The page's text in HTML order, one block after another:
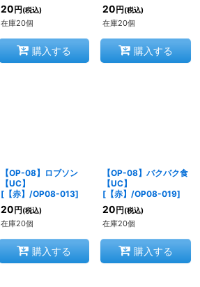
20 円 (税込)
在庫20個
購入する
20 円 (税込)
在庫20個
購入する
【OP-08】ロブソン
【UC】
[【赤】/OP08-013]
20 円 (税込)
在庫20個
購入する
【OP-08】バクバク食
【UC】
[【赤】/OP08-019]
20 円 (税込)
在庫20個
購入する